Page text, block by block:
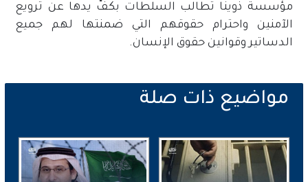
مؤسسة ذوينا تطالب السلطات بكفّ يدها عن ترويع
الآمنين واحترام حقوقهم التي ضمنتها لهم جميع
الدساتير وقوانين حقوق الإنسان.